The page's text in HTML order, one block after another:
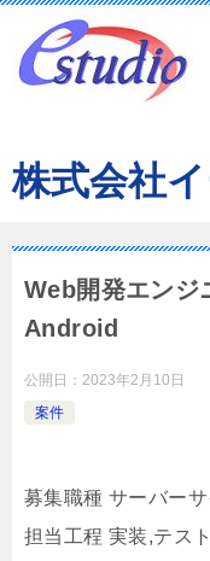
株式会社
Web開発エンジ
Android
公開日： 2023年2月10日
案件
募集職種 サーバーサ
担当工程 実装,テスト